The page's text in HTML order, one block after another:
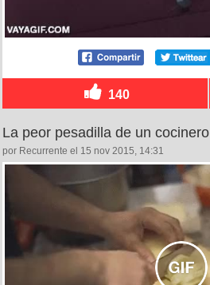
140
La peor pesadilla de un cocinero
por Recurrente el 15 nov 2015, 14:31